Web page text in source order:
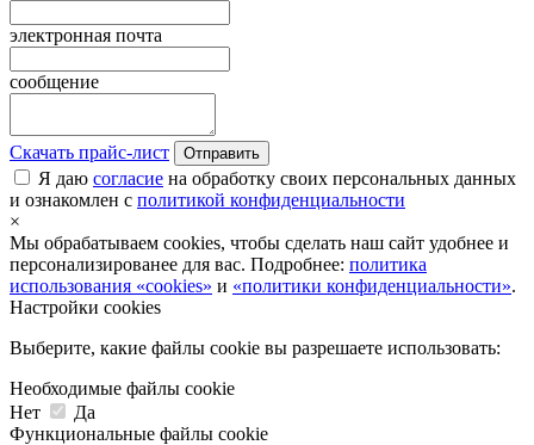
электронная почта
сообщение
Скачать прайс-лист Отправить
Я даю согласие на обработку своих персональных данных
и ознакомлен с политикой конфиденциальности
×
Мы обрабатываем cookies, чтобы сделать наш сайт удобнее и
персонализированее для вас. Подробнее: политика
использования «cookies» и «политики конфиденциальности».
Настройки cookies
Выберите, какие файлы cookie вы разрешаете использовать:
Необходимые файлы cookie
Нет
Да
Функциональные файлы cookie